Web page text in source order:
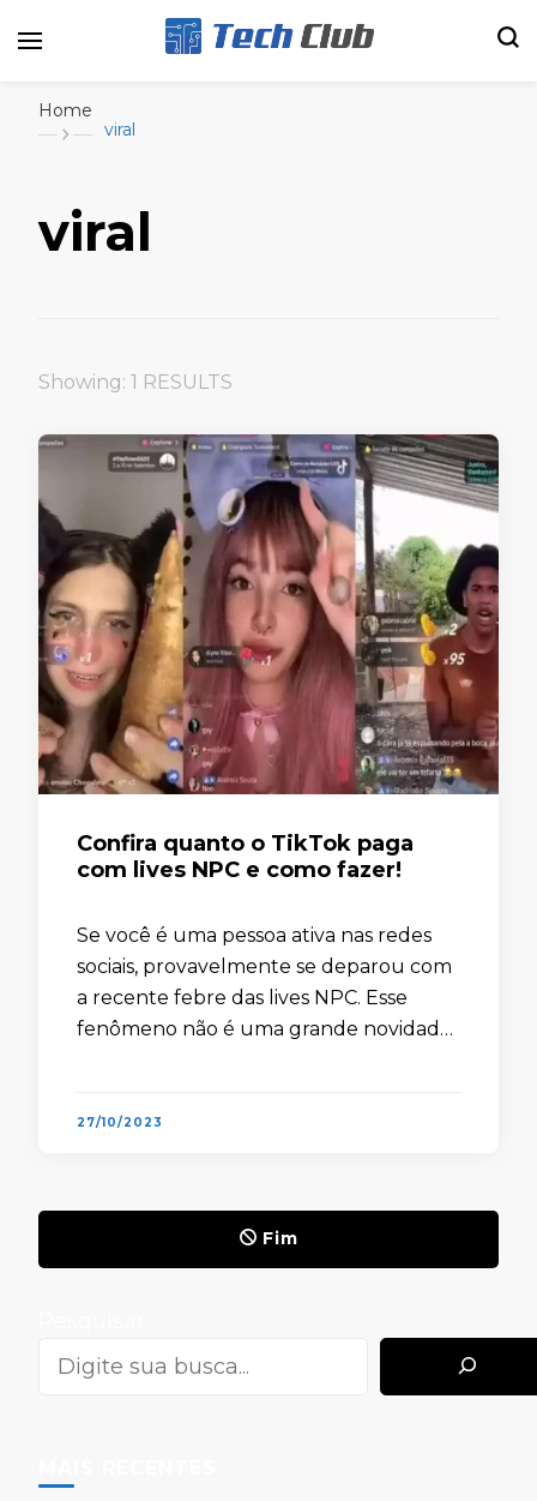
Home
viral
viral
Showing: 1 RESULTS
Confira quanto o TikTok paga
com lives NPC e como fazer!
Se você é uma pessoa ativa nas redes
sociais, provavelmente se deparou com
a recente febre das lives NPC. Esse
fenômeno não é uma grande novidade,
27/10/2023
Fim